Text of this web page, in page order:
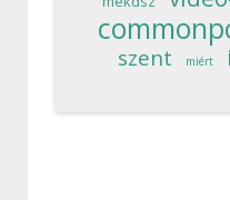
szent miért